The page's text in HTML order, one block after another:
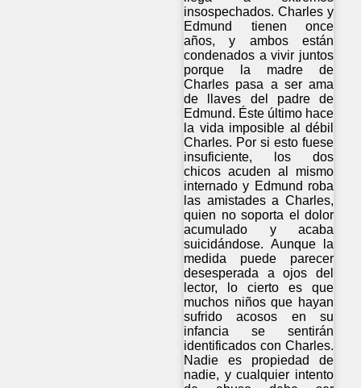
insospechados. Charles y
Edmund tienen once
años, y ambos están
condenados a vivir juntos
porque la madre de
Charles pasa a ser ama
de llaves del padre de
Edmund. Éste último hace
la vida imposible al débil
Charles. Por si esto fuese
insuficiente, los dos
chicos acuden al mismo
internado y Edmund roba
las amistades a Charles,
quien no soporta el dolor
acumulado y acaba
suicidándose. Aunque la
medida puede parecer
desesperada a ojos del
lector, lo cierto es que
muchos niños que hayan
sufrido acosos en su
infancia se sentirán
identificados con Charles.
Nadie es propiedad de
nadie, y cualquier intento